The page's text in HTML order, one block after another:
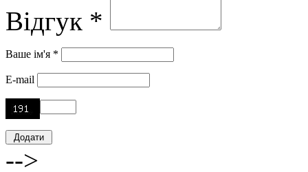
Відгук *
Ваше ім'я *
E-mail
-->